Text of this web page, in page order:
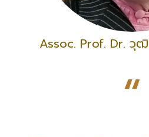
Assoc. Prof. Dr. วุ
“